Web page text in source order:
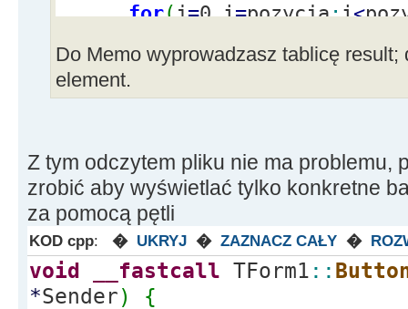
for(j=0,i=pozycja;i<
pierwsza=result[0] ;
Do Memo wyprowadzasz tablicę result;
element.
Z tym odczytem pliku nie ma problemu,
zrobić aby wyświetlać tylko konkretne
za pomocą pętli
KOD cpp: � UKRYJ � ZAZNACZ CAŁY �
void __fastcall TForm1 ::
*Sender) {